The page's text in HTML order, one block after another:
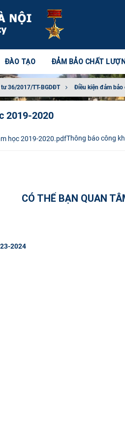
ĐÀO TẠO ĐẢM BẢO CHẤT
36/2017/TT-BGDĐT Điều kiện đảm
2019-2020
Thông báo công
CÓ THỂ BẠN QUAN
2024